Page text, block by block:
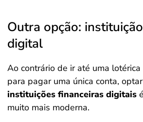
Outra opção:
digital
Ao contrário de ir até uma lotérica
para pagar uma única conta,
instituições financeiras digitais
muito mais moderna.